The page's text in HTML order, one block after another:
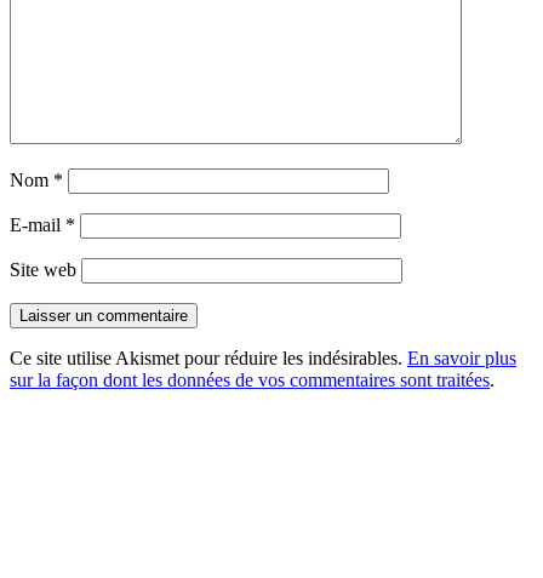
Nom *
E-mail *
Site web
Ce site utilise Akismet pour réduire les indésirables. En savoir plus
sur la façon dont les données de vos commentaires sont traitées.